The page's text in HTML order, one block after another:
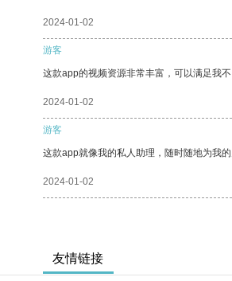
2024-01-02
游客
这款app的视频资源非常丰富，可以满足我不
2024-01-02
游客
这款app就像我的私人助理，随时随地为我
2024-01-02
友情链接